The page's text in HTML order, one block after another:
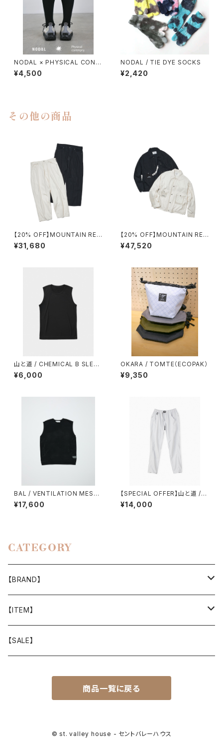
NODAL × PHYSICAL CONT
MPRY.
¥4,500
NODAL / TIE DYE SOCKS
¥2,420
その他の商品
【20% OFF】MOUNTAIN RES
EARCH / MT 578
¥31,680
【20% OFF】MOUNTAIN RES
EARCH / TYPE Ⅱ
¥47,520
山と道 / CHEMICAL B SLEEV
ELESS（MEN）
¥6,000
OKARA / TOMTE（ECOPAK）
¥9,350
BAL / VENTILATION MESH
CREW VEST
¥17,600
【SPECIAL OFFER】山と道 /５
POCKET PANTS（MEN）
¥14,000
CATEGORY
【BRAND】
山と道
T-SHIRT
迷迭香
Akihiro Wood Works
【ITEM】
WEAR
【SALE】
商品一覧に戻る
© st. valley house - セントバレーハウス